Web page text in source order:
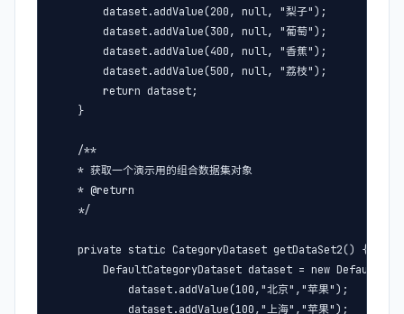
        dataset.addValue(200, null, "梨子");
        dataset.addValue(300, null, "葡萄");
        dataset.addValue(400, null, "香蕉");
        dataset.addValue(500, null, "荔枝");
        return dataset;
    }
    /**
    * 获取一个演示用的组合数据集对象
    * @return
    */
    private static CategoryDataset getDataSet2() {
DefaultCategoryDataset dataset = new
            dataset.addValue(100,"北京","苹果");
            dataset.addValue(100,"上海","苹果");